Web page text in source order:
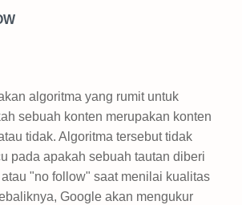
algoritma yang rumit untuk
sebuah konten merupakan konten
tidak. Algoritma tersebut tidak
pada apakah sebuah tautan diberi
"no follow" saat menilai kualitas
Google akan mengukur